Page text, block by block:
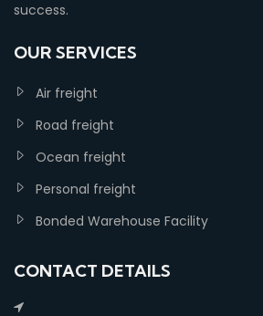
success.
OUR SERVICES
Air freight
Road freight
Ocean freight
Personal freight
Bonded Warehouse Facility
CONTACT DETAILS